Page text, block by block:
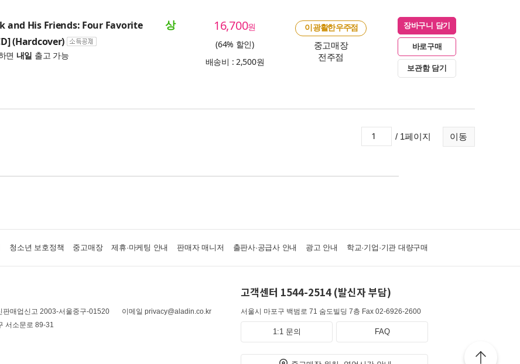
and His Friends: Four Favorite
(Hardcover)
면 내일 출고 가능
상 16,700원
(64% 할인)
배송비 : 2,500원
이 광활한 우주점
중고매장
전주점
장바구니 담기
바로구매
보관함 담기
이동
/ 1페이지
청소년 보호정책 중고매장 제휴·마케팅 안내 판매자 매니저 출판사·공급사 안내 광고 안내 학교·기업·기관 대량구매
판매업신고 2003-서울중구-01520
이메일 privacy@aladin.co.kr
서소문로 89-31
고객센터 1544-2514 (발신자 부담)
서울시 마포구 백범로 71 숨도빌딩 7층 Fax 02-6926-2600
1:1 문의 FAQ